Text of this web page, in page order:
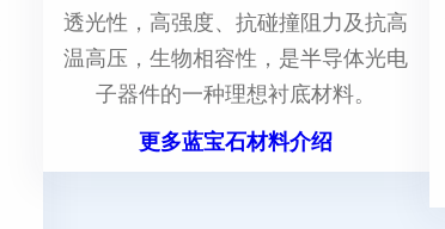
透光性，高强度、抗碰撞阻力及抗高
温高压，生物相容性，是半导体光电
子器件的一种理想衬底材料。
更多蓝宝石材料介绍